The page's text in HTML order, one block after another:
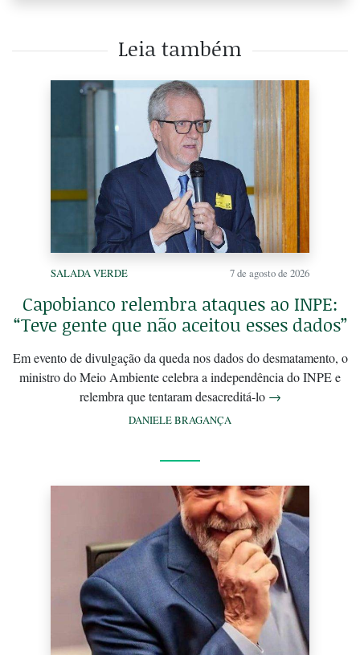
Leia também
SALADA VERDE 7 de agosto de 2026
Capobianco relembra ataques ao INPE:
“Teve gente que não aceitou esses dados”
Em evento de divulgação da queda nos dados do desmatamento, o
ministro do Meio Ambiente celebra a independência do INPE e
relembra que tentaram desacreditá-lo →
DANIELE BRAGANÇA